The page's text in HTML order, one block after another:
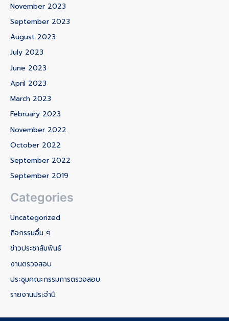
November 2023
September 2023
August 2023
July 2023
June 2023
April 2023
March 2023
February 2023
November 2022
October 2022
September 2022
September 2019
Categories
Uncategorized
กิจกรรมอื่น ๆ
ข่าวประชาสัมพันธ์
งานตรวจสอบ
ประชุมคณะกรรมการตรวจสอบ
รายงานประจำปี